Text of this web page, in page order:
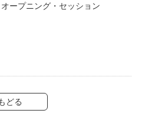
ープニング・セッション
どる